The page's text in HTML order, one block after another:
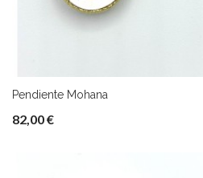
Pendiente Mohana
82,00 €